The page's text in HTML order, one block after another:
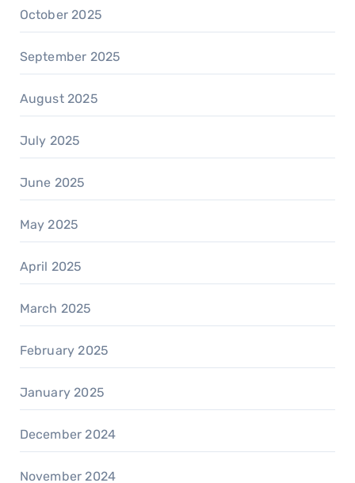
October 2025
September 2025
August 2025
July 2025
June 2025
May 2025
April 2025
March 2025
February 2025
January 2025
December 2024
November 2024